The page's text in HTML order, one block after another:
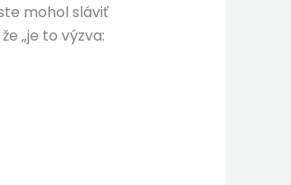
mohol sláviť
„je to výzva: